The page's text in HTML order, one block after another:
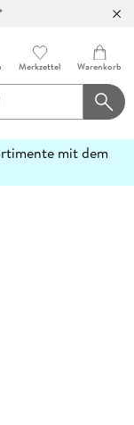
Merkzettel Warenkorb
mit dem